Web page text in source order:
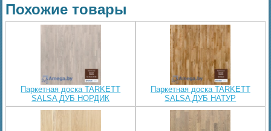
Похожие товары
Паркетная доска TARKETT
SALSA ДУБ НОРДИК
Паркетная доска TARKETT
SALSA ДУБ НАТУР